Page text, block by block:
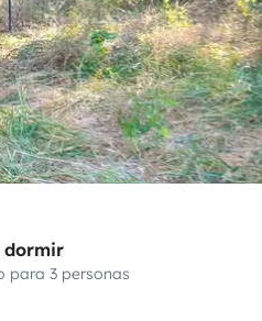
dormir
para 3 personas